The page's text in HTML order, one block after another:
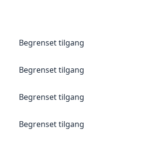
Begrenset tilgang
Begrenset tilgang
Begrenset tilgang
Begrenset tilgang